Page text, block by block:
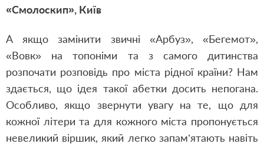
«Смолоскип», Київ
А якщо замінити звичні «Арбуз», «Бегемот»,
«Вовк» на топоніми та з самого дитинства
розпочати розповідь про міста рідної країни? Нам
здається, що ідея такої абетки досить непогана.
Особливо, якщо звернути увагу на те, що для
кожної літери та для кожного міста пропонується
невеликий віршик, який легко запам’ятають навіть